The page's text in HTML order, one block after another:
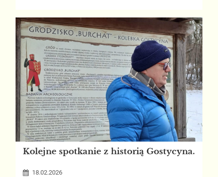
KONKURSU
WALENTYNKOWEGO
-
II
Kolejne spotkanie z historią Gostycyna.
18.02.2026